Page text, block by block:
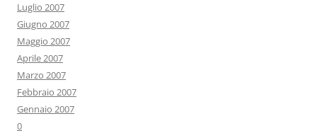
Luglio 2007
Giugno 2007
Maggio 2007
Aprile 2007
Marzo 2007
Febbraio 2007
Gennaio 2007
0